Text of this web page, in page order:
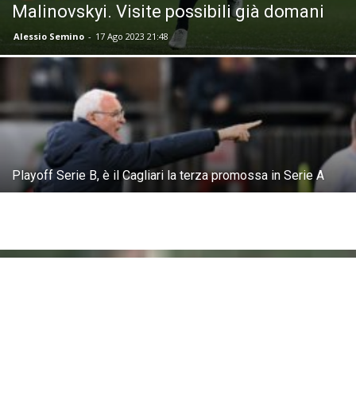
Malinovskyi. Visite possibili già domani
Alessio Semino - 17 Ago 2023 21:48
Playoff Serie B, è il Cagliari la terza promossa in Serie A